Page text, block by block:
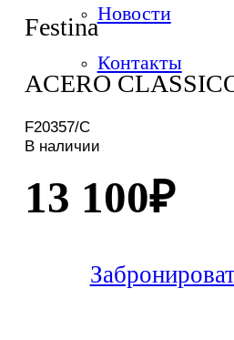
Новости
Контакты
Festina
ACERO
F20357/C
В наличии
13 100₽